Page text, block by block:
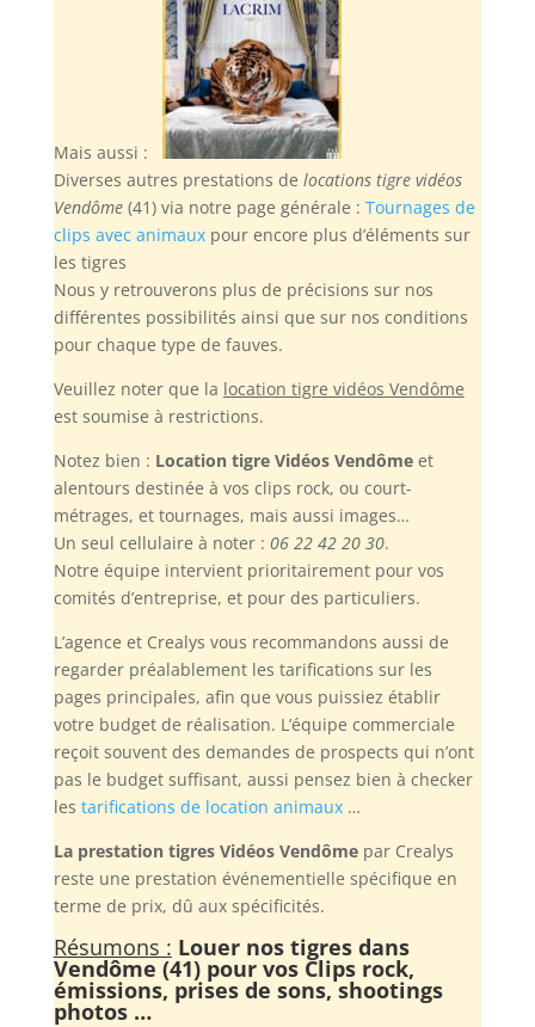
Mais aussi :
Diverses autres prestations de locations tigre vidéos
Vendôme(41) via notre page générale : Tournages de
clips avec animauxpour encore plus d’éléments sur
les tigres
Nous y retrouverons plus de précisions sur nos
différentes possibilités ainsi que sur nos conditions
pour chaque type de fauves.
Veuillez noterque la location tigre vidéos Vendôme
est soumise à restrictions.
Notez bien : Location tigre Vidéos Vendômeet
alentours destinée à vos clips rock, ou court-
métrages, et tournages, mais aussi images…
Un seul cellulaire à noter : 06 22 42 20 30.
Notre équipe intervient prioritairement pour vos
comités d’entreprise, et pour des particuliers.
L’agence et Crealys vous recommandons aussi de
regarder préalablement les tarifications sur les
pages principales, afin que vous puissiez établir
votre budget de réalisation. L’équipe commerciale
reçoit souvent des demandes de prospects qui n’ont
pas le budget suffisant, aussi pensez bien à checker
les tarifications de location animaux…
La prestation tigres Vidéos Vendômepar Crealys
reste une prestation événementielle spécifique en
terme de prix, dû aux spécificités.
Résumons : Louer nos tigres dans
Vendôme (41) pour vos Clips rock,
émissions, prises de sons, shootings
photos …